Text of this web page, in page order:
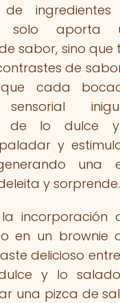
de
solo aporta
sabor, sino que
de
cada
sensorial
de lo dulce
y
una
y sorprende.
la incorporación
en un brownie
delicioso
y lo
una pizca de